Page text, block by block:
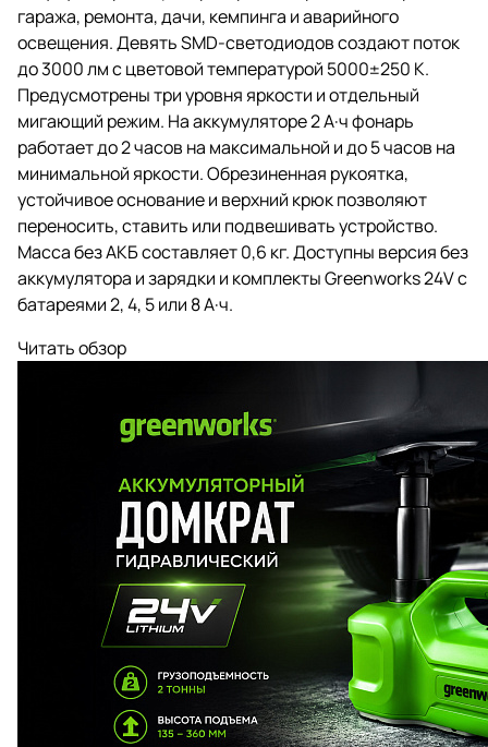
гаража, ремонта, дачи, кемпинга и аварийного
освещения. Девять SMD-светодиодов создают поток
до 3000 лм с цветовой температурой 5000±250 K.
Предусмотрены три уровня яркости и отдельный
мигающий режим. На аккумуляторе 2 А·ч фонарь
работает до 2 часов на максимальной и до 5 часов на
минимальной яркости. Обрезиненная рукоятка,
устойчивое основание и верхний крюк позволяют
переносить, ставить или подвешивать устройство.
Масса без АКБ составляет 0,6 кг. Доступны версия без
аккумулятора и зарядки и комплекты Greenworks 24V с
батареями 2, 4, 5 или 8 А·ч.
Читать обзор